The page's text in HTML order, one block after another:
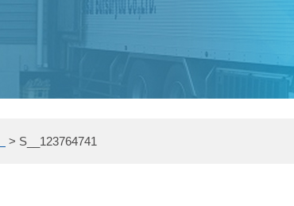
> S__123764741